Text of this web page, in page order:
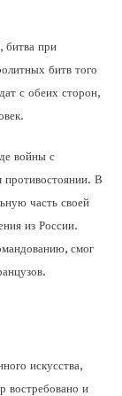
битва при
битв того
с обеих сторон,
войны с
В
часть своей
из России.
смог
искусства,
востребовано и